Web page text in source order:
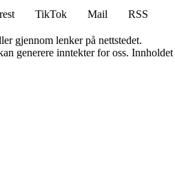
TikTok Mail
RSS
gjennom lenker på nettstedet.
generere inntekter for oss.